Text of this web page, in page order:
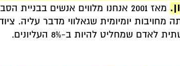
מאז 2001 אנחנו מלווים אנשים
מחויבות יומיומית שגאלווי מדבר עליה.
לאדם שמחליט להיות ב-8% העליונים.